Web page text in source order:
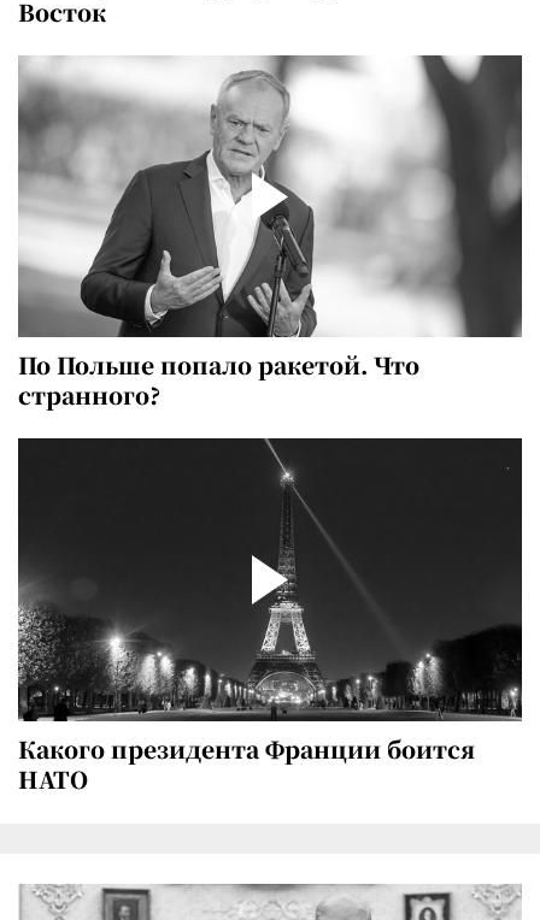
Восток
По Польше попало ракетой. Что
странного?
Какого президента Франции боится
НАТО